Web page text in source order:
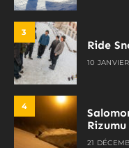
3
Ride
10
4
Rizumu
21